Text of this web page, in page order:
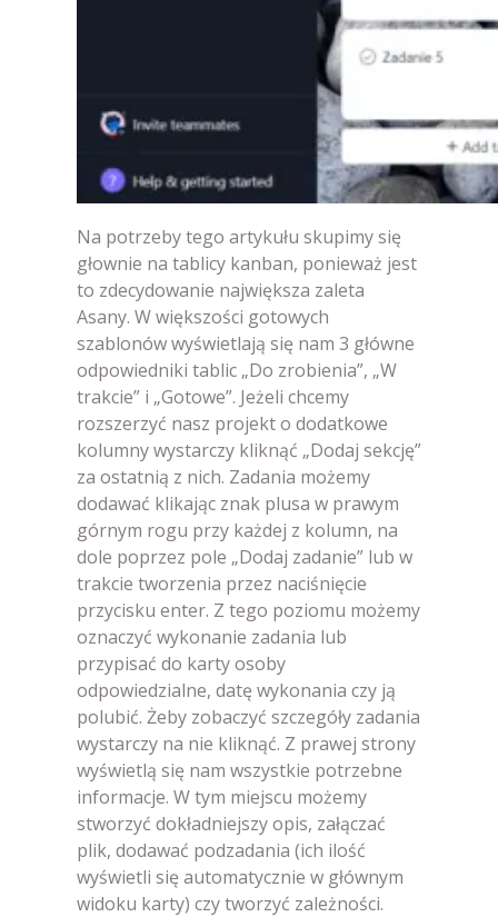
Na potrzeby tego artykułu skupimy się
głownie na tablicy kanban, ponieważ jest
to zdecydowanie największa zaleta
Asany. W większości gotowych
szablonów wyświetlają się nam 3 główne
odpowiedniki tablic „Do zrobienia”, „W
trakcie” i „Gotowe”. Jeżeli chcemy
rozszerzyć nasz projekt o dodatkowe
kolumny wystarczy kliknąć „Dodaj sekcję”
za ostatnią z nich. Zadania możemy
dodawać klikając znak plusa w prawym
górnym rogu przy każdej z kolumn, na
dole poprzez pole „Dodaj zadanie” lub w
trakcie tworzenia przez naciśnięcie
przycisku enter. Z tego poziomu możemy
oznaczyć wykonanie zadania lub
przypisać do karty osoby
odpowiedzialne, datę wykonania czy ją
polubić. Żeby zobaczyć szczegóły zadania
wystarczy na nie kliknąć. Z prawej strony
wyświetlą się nam wszystkie potrzebne
informacje. W tym miejscu możemy
stworzyć dokładniejszy opis, załączać
plik, dodawać podzadania (ich ilość
wyświetli się automatycznie w głównym
widoku karty) czy tworzyć zależności.